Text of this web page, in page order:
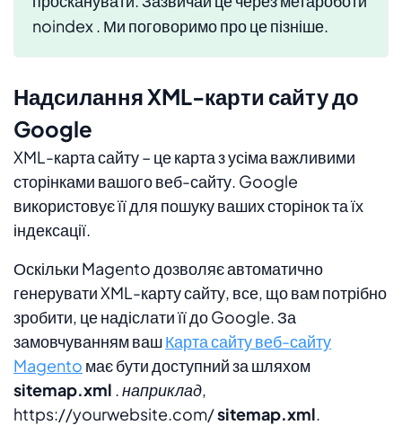
noindex . Ми поговоримо про це пізніше.
Надсилання XML-карти сайту до
Google
XML-карта сайту – це карта з усіма важливими
сторінками вашого веб-сайту. Google
використовує її для пошуку ваших сторінок та їх
індексації.
Оскільки Magento дозволяє автоматично
генерувати XML-карту сайту, все, що вам потрібно
зробити, це надіслати її до Google. За
замовчуванням вашКарта сайту веб-сайту
Magento має бути доступний за шляхом
sitemap.xml наприклад,
https://yourwebsite.com/sitemap.xml